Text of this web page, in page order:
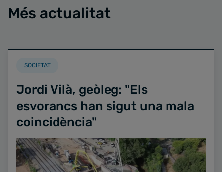
Més actualitat
SOCIETAT
Jordi Vilà, geòleg: "Els
esvorancs han sigut una mala
coincidència"